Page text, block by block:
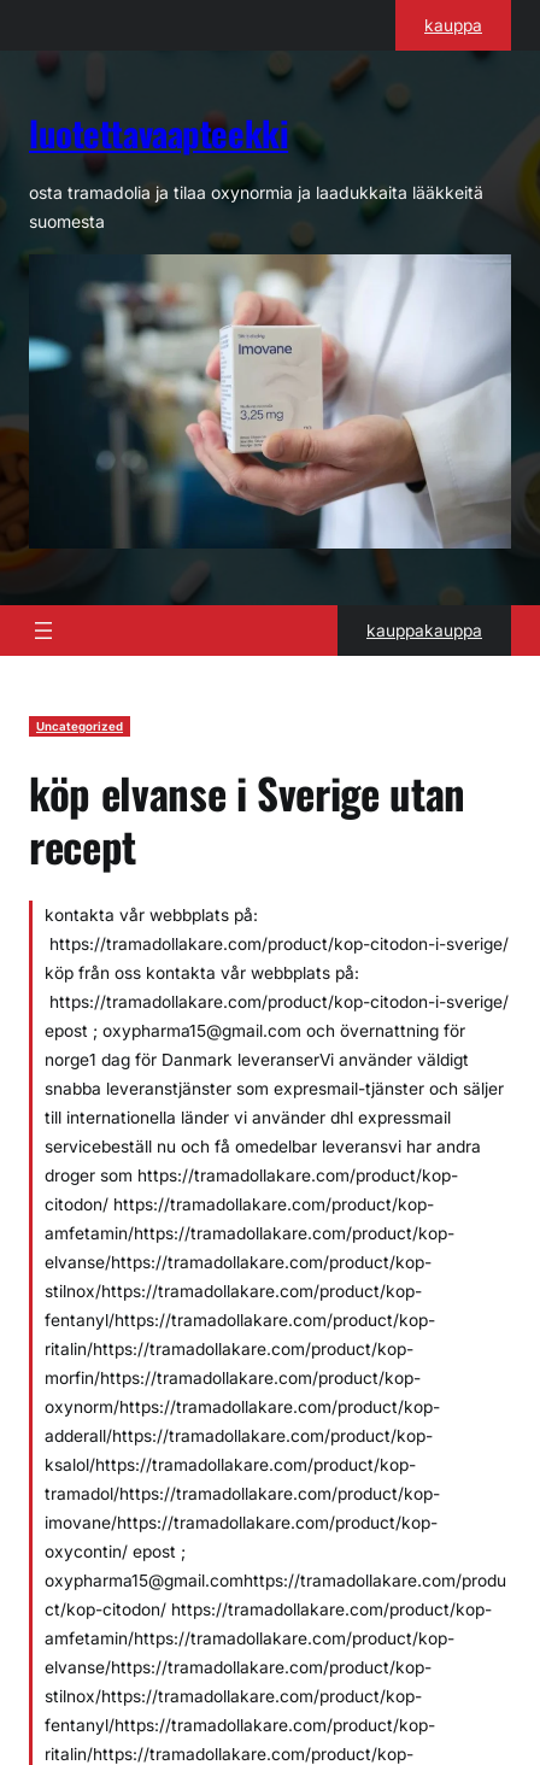
kauppa
luotettavaapteekki
osta tramadolia ja tilaa oxynormia ja laadukkaita lääkkeitä
suomesta
kauppakauppa
Uncategorized
köp elvanse i Sverige utan
recept
kontakta vår webbplats på:
https://tramadollakare.com/product/kop-citodon-i-sverige/
köp från oss kontakta vår webbplats på:
https://tramadollakare.com/product/kop-citodon-i-sverige/
epost ; oxypharma15@gmail.com och övernattning för
norge1 dag för Danmark leveranserVi använder väldigt
snabba leveranstjänster som expresmail-tjänster och säljer
till internationella länder vi använder dhl expressmail
servicebeställ nu och få omedelbar leveransvi har andra
droger som https://tramadollakare.com/product/kop-
citodon/ https://tramadollakare.com/product/kop-
amfetamin/https://tramadollakare.com/product/kop-
elvanse/https://tramadollakare.com/product/kop-
stilnox/https://tramadollakare.com/product/kop-
fentanyl/https://tramadollakare.com/product/kop-
ritalin/https://tramadollakare.com/product/kop-
morfin/https://tramadollakare.com/product/kop-
oxynorm/https://tramadollakare.com/product/kop-
adderall/https://tramadollakare.com/product/kop-
ksalol/https://tramadollakare.com/product/kop-
tramadol/https://tramadollakare.com/product/kop-
imovane/https://tramadollakare.com/product/kop-
oxycontin/ epost ;
oxypharma15@gmail.comhttps://tramadollakare.com/produ
ct/kop-citodon/ https://tramadollakare.com/product/kop-
amfetamin/https://tramadollakare.com/product/kop-
elvanse/https://tramadollakare.com/product/kop-
stilnox/https://tramadollakare.com/product/kop-
fentanyl/https://tramadollakare.com/product/kop-
ritalin/https://tramadollakare.com/product/kop-